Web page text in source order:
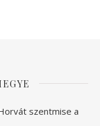
szentmise a